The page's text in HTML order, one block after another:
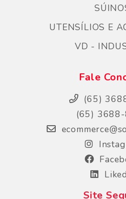
UTENSÍLIOS E
VD -
Fale
(65)
(65)
Site